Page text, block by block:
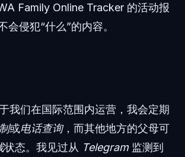
Family Online Tracker 的活动报
侵犯“什么”的内容。
我们在国际范围内运营，我会定期
或电话查询，而其他地方的父母可
状态。我见过从 Telegram监测到